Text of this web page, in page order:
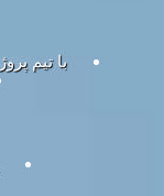
با تیم